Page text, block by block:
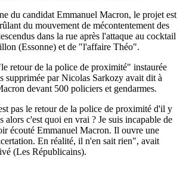
du candidat Emmanuel Macron, le projet est
du mouvement de mécontentement des
dans la rue après l'attaque au cocktail
(Essonne) et de "l'affaire Théo".
retour de la police de proximité" instaurée
supprimée par Nicolas Sarkozy avait dit à
devant 500 policiers et gendarmes.
pas le retour de la police de proximité d'il y
c'est quoi en vrai ? Je suis incapable de
écouté Emmanuel Macron. Il ouvre une
En réalité, il n'en sait rien", avait
(Les Républicains).